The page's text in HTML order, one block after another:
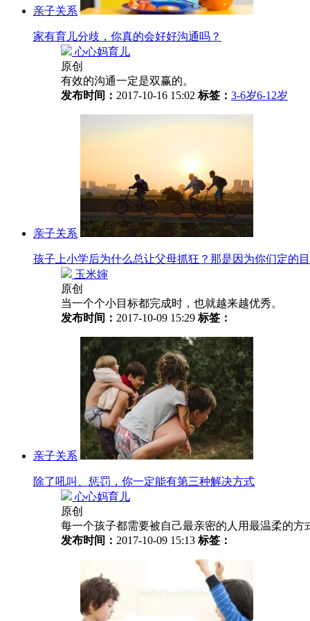
亲子关系
家有育儿分歧，你真的会好好沟通吗？
心心妈育儿
原创
有效的沟通一定是双赢的。
发布时间： 2017-10-16 15:02 标签： 3-6岁6-12岁
亲子关系
孩子上小学后为什么总让父母抓狂？那是因为你们定的
玉米婶
原创
当一个个小目标都完成时，也就越来越优秀。
发布时间： 2017-10-09 15:29 标签：
亲子关系
除了吼叫、惩罚，你一定能有第三种解决方式
心心妈育儿
原创
每一个孩子都需要被自己最亲密的人用最温柔的方
发布时间： 2017-10-09 15:13 标签：